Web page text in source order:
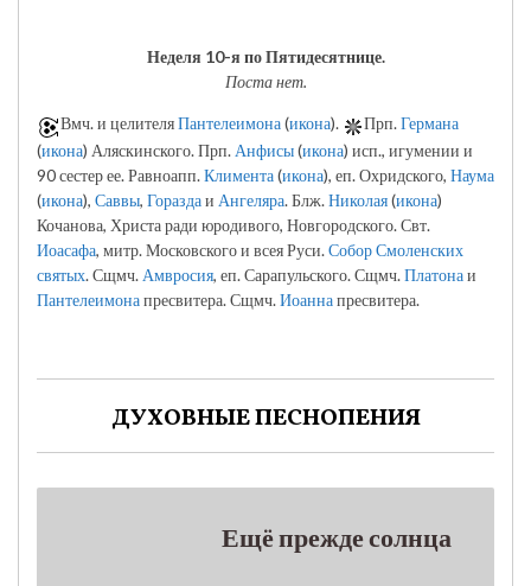
Неделя 10-я по Пятидесятнице.
Поста нет.
Вмч. и целителяПантелеимона(икона). Прп.Германа
(икона) Аляскинского. Прп.Анфисы(икона) исп., игумении и
90 сестер ее. Равноапп.Климента(икона), еп. Охридского, Наума
(икона), Саввы, Гораздаи Ангеляра. Блж.Николая(икона)
Кочанова, Христа ради юродивого, Новгородского. Свт.
Иоасафа, митр. Московского и всея Руси.Собор Смоленских
святых. Сщмч.Амвросия, еп. Сарапульского. Сщмч.Платонаи
Пантелеимонапресвитера. Сщмч.Иоаннапресвитера.
ДУХОВНЫЕ ПЕСНОПЕНИЯ
Ещё прежде солнца